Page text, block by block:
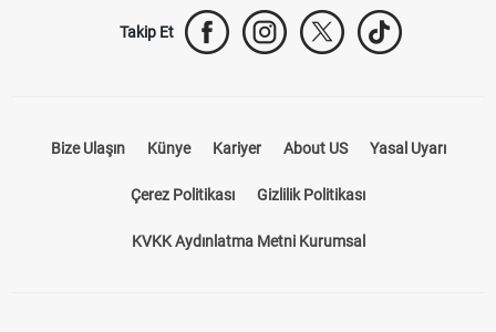
Canlı İzle iddaa Sonuçları Aktif Sayaç
Künye Kariyer About US
Çerez Politikası Gizlilik Politikası